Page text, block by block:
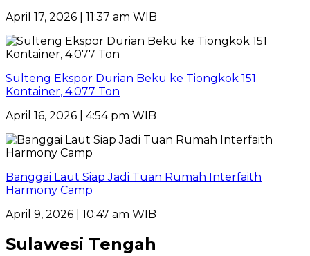
April 17, 2026 | 11:37 am WIB
Sulteng Ekspor Durian Beku ke Tiongkok 151
Kontainer, 4.077 Ton
April 16, 2026 | 4:54 pm WIB
Banggai Laut Siap Jadi Tuan Rumah Interfaith
Harmony Camp
April 9, 2026 | 10:47 am WIB
Sulawesi Tengah